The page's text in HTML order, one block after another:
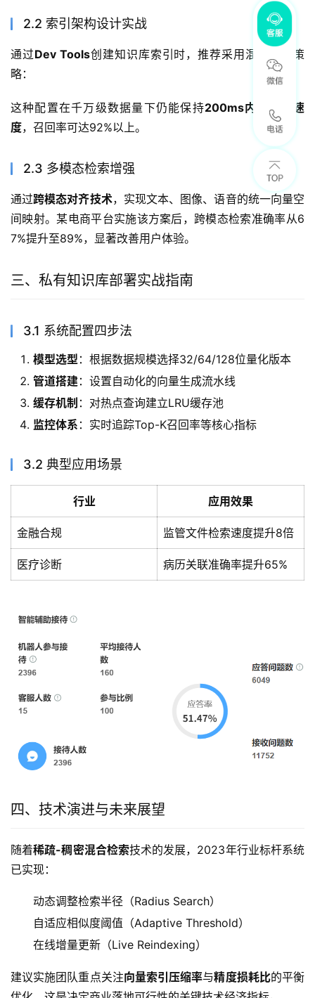
2.2 索引架构设计实战
通过Dev Tools创建知识库索引时，推荐采用混合索引策
略：
这种配置在千万级数据量下仍能保持200ms内的响应速
度，召回率可达92%以上。
2.3 多模态检索增强
通过跨模态对齐技术，实现文本、图像、语音的统一向量空
间映射。某电商平台实施该方案后，跨模态检索准确率从6
7%提升至89%，显著改善用户体验。
三、私有知识库部署实战指南
3.1 系统配置四步法
模型选型：根据数据规模选择32/64/128位量化版本
管道搭建：设置自动化的向量生成流水线
缓存机制 ：对热点查询建立LRU缓存池
监控体系 ：实时追踪Top-K召回率等核心指标
3.2 典型应用场景
行业 应用效果
金融合规 监管文件检索速度提升8倍
医疗诊断 病历关联准确率提升65%
四、技术演进与未来展望
随着稀疏-稠密混合检索技术的发展，2023年行业标杆系统
已实现：
动态调整检索半径（Radius Search）
自适应相似度阈值（Adaptive Threshold）
在线增量更新（Live Reindexing）
建议实施团队重点关注向量索引压缩率与精度损耗比的平衡